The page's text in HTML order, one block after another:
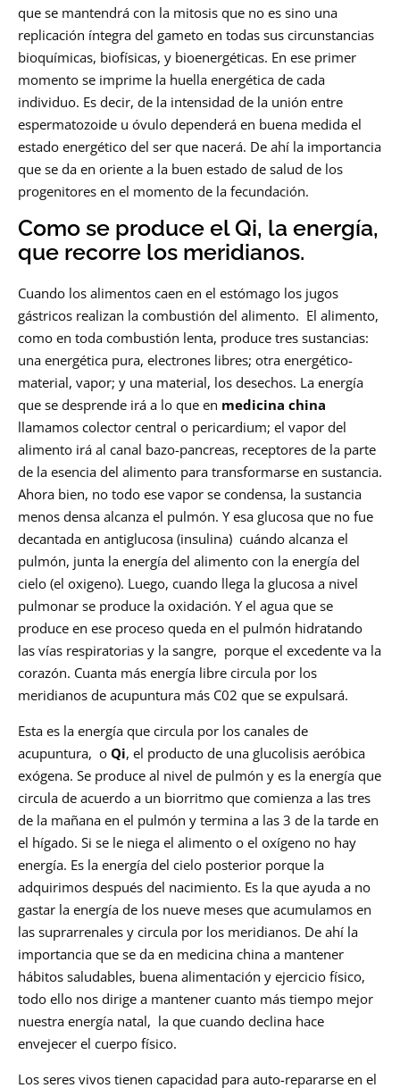
que se mantendrá con la mitosis que no es sino una
replicación íntegra del gameto en todas sus circunstancias
bioquímicas, biofísicas, y bioenergéticas. En ese primer
momento se imprime la huella energética de cada
individuo. Es decir, de la intensidad de la unión entre
espermatozoide u óvulo dependerá en buena medida el
estado energético del ser que nacerá. De ahí la importancia
que se da en oriente a la buen estado de salud de los
progenitores en el momento de la fecundación.
Como se produce el Qi, la energía,
que recorre los meridianos.
Cuando los alimentos caen en el estómago los jugos
gástricos realizan la combustión del alimento. El alimento,
como en toda combustión lenta, produce tres sustancias:
una energética pura, electrones libres; otra energético-
material, vapor; y una material, los desechos. La energía
que se desprende irá a lo que en medicina china
llamamos colector central o pericardium; el vapor del
alimento irá al canal bazo-pancreas, receptores de la parte
de la esencia del alimento para transformarse en sustancia.
Ahora bien, no todo ese vapor se condensa, la sustancia
menos densa alcanza el pulmón. Y esa glucosa que no fue
decantada en antiglucosa (insulina) cuándo alcanza el
pulmón, junta la energía del alimento con la energía del
cielo (el oxigeno). Luego, cuando llega la glucosa a nivel
pulmonar se produce la oxidación. Y el agua que se
produce en ese proceso queda en el pulmón hidratando
las vías respiratorias y la sangre, porque el excedente va la
corazón. Cuanta más energía libre circula por los
meridianos de acupuntura más C02 que se expulsará.
Esta es la energía que circula por los canales de
acupuntura, o Qi, el producto de una glucolisis aeróbica
exógena. Se produce al nivel de pulmón y es la energía que
circula de acuerdo a un biorritmo que comienza a las tres
de la mañana en el pulmón y termina a las 3 de la tarde en
el hígado. Si se le niega el alimento o el oxígeno no hay
energía. Es la energía del cielo posterior porque la
adquirimos después del nacimiento. Es la que ayuda a no
gastar la energía de los nueve meses que acumulamos en
las suprarrenales y circula por los meridianos. De ahí la
importancia que se da en medicina china a mantener
hábitos saludables, buena alimentación y ejercicio físico,
todo ello nos dirige a mantener cuanto más tiempo mejor
nuestra energía natal, la que cuando declina hace
envejecer el cuerpo físico.
Los seres vivos tienen capacidad para auto-repararse en el